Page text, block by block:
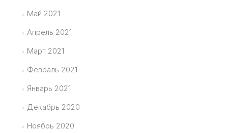
Май 2021
Апрель 2021
Март 2021
Февраль 2021
Январь 2021
Декабрь 2020
Ноябрь 2020